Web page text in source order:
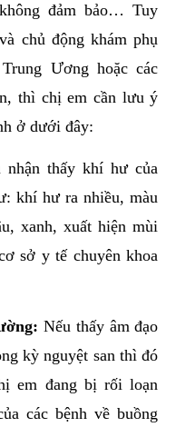
đảm bảo… Tuy
chủ động khám phụ
Ương hoặc các
thì chị em cần lưu ý
ở dưới đây:
nhận thấy khí hư của
khí hư ra nhiều, màu
xanh, xuất hiện mùi
sở y tế chuyên khoa
Nếu thấy âm đạo
kỳ nguyệt san thì đó
em đang bị rối loạn
các bệnh về buồng